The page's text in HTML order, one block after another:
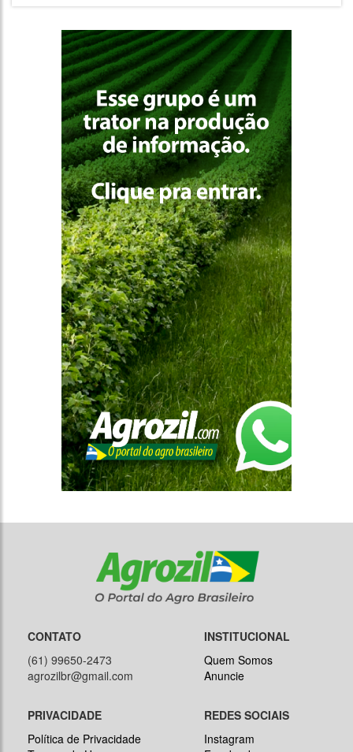
CONTATO
(61) 99650-2473
agrozilbr@gmail.com
INSTITUCIONAL
Quem Somos
Anuncie
PRIVACIDADE
Política de Privacidade
REDES SOCIAIS
Instagram